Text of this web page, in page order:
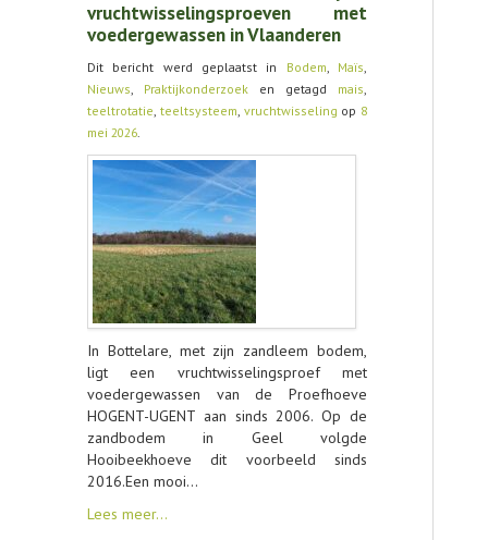
AGENDA
CONTACT
vruchtwisselingsproeven met
voedergewassen in Vlaanderen
Dit bericht werd geplaatst in Bodem, Maïs,
Nieuws, Praktijkonderzoek en getagd mais,
teeltrotatie, teeltsysteem, vruchtwisseling op 8
mei 2026.
In Bottelare, met zijn zandleem bodem,
ligt een vruchtwisselingsproef met
voedergewassen van de Proefhoeve
HOGENT-UGENT aan sinds 2006. Op de
zandbodem in Geel volgde
Hooibeekhoeve dit voorbeeld sinds
2016.Een mooi…
Lees meer…